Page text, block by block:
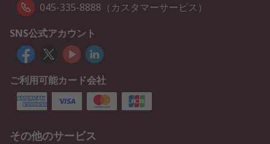
045-335-8888（カスタマーサービス）
SNS公式アカウント
ご利用可能カード会社
その他のサービス